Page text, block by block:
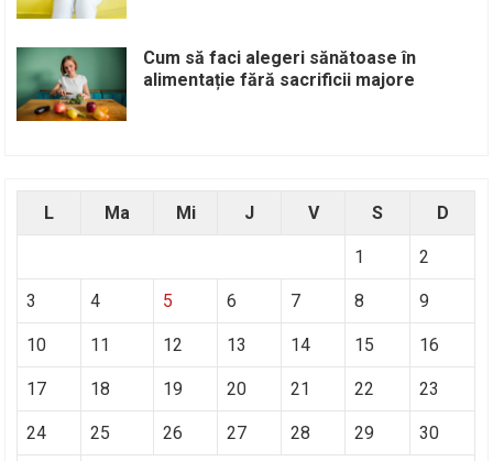
Cum să faci alegeri sănătoase în
alimentație fără sacrificii majore
L Ma Mi J V S D
1 2
3 4 5 6 7 8 9
10 11 12 13 14 15 16
17 18 19 20 21 22 23
24 25 26 27 28 29 30